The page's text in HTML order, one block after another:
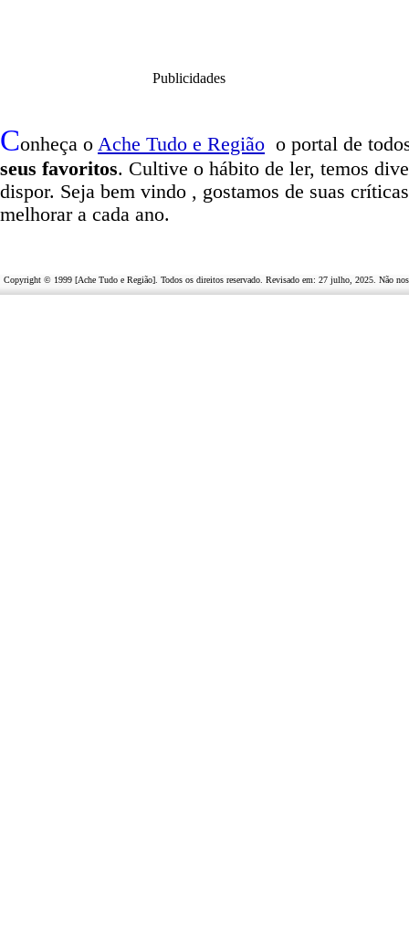
Publicidades
Conheça o Ache Tudo e Região o portal de
seus favoritos. Cultive o hábito de ler, temos
dispor. Seja bem vindo , gostamos de suas
melhorar a cada ano.
Copyright © 1999 [Ache Tudo e Região]. Todos os direitos reservado. Revisado em: 27 julho, 2025 . Não